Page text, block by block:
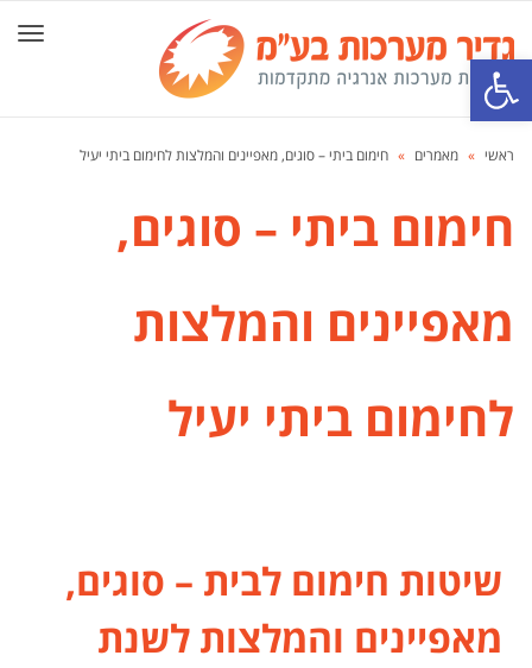
פתח סרגל נגישות
ראשי » מאמרים » חימום ביתי – סוגים, מאפיינים והמלצות לחימום ביתי יעיל
חימום ביתי – סוגים,
מאפיינים והמלצות
לחימום ביתי יעיל
שיטות חימום לבית – סוגים,
מאפיינים והמלצות לשנת